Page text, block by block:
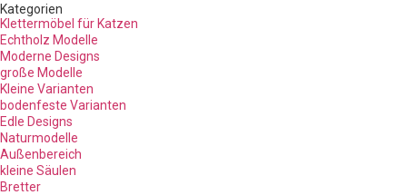
Kategorien
Klettermöbel für Katzen
Echtholz Modelle
Moderne Designs
große Modelle
Kleine Varianten
bodenfeste Varianten
Edle Designs
Naturmodelle
Außenbereich
kleine Säulen
Bretter